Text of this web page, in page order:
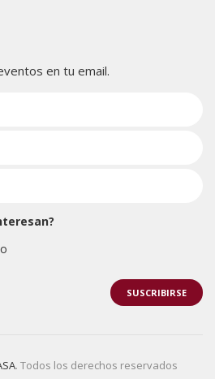
en tu email.
. Todos los derechos reservados